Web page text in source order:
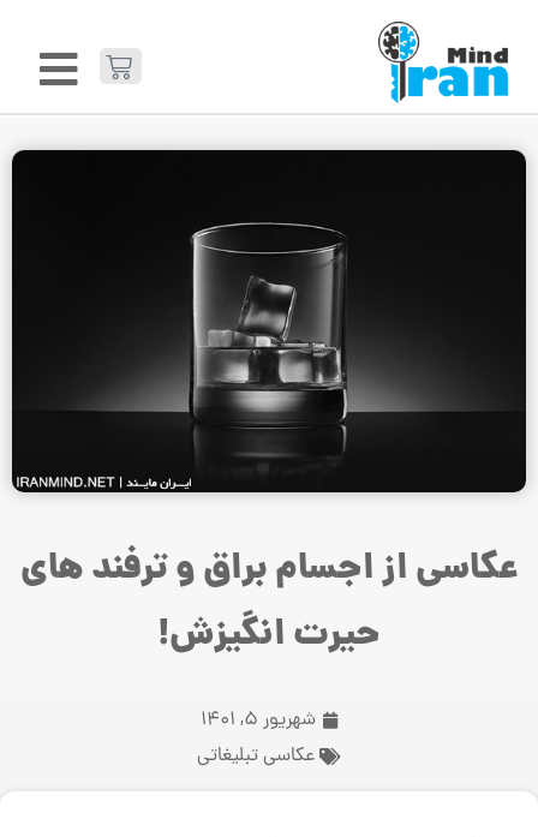
عکاسی از اجسام براق و ترفند های
حیرت انگیزش!
شهریور 5, 1401
عکاسی تبلیغاتی